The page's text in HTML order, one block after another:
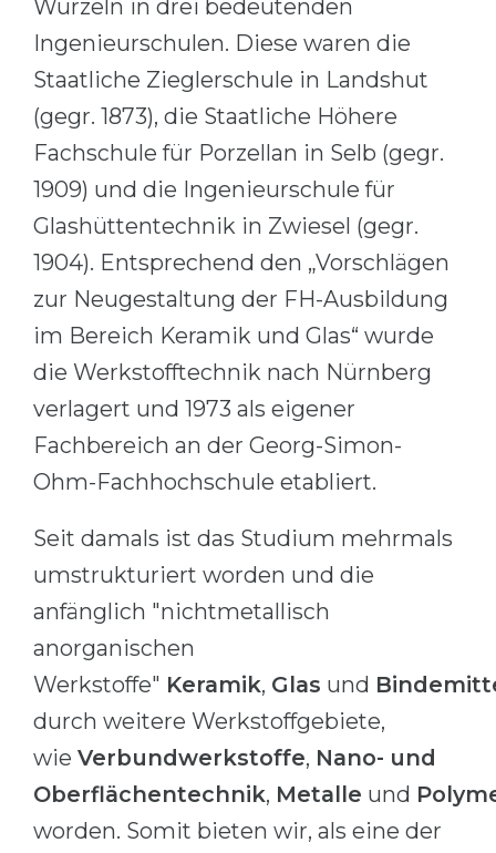
Cities
PROFESSIONS
Professions
Fields of Study
CAREER GUIDANCE
Holland Test
Interest Map Test
RIASEC Test
Successat
100%
Our students successfully enroll in
CONSULTATION!
WE APPLY FOR...
Medicine
Engineering
Physics
Management
Russia
Ukraine
Kazakhstan
Azerbaijan
Armenia
Belarus
Other Country
BOOK A CONSULTATION
Wurzeln in drei bedeutenden
Ingenieurschulen. Diese waren die
Staatliche Zieglerschule in Landshut
(gegr. 1873), die Staatliche Höhere
Fachschule für Porzellan in Selb (gegr.
1909) und die Ingenieurschule für
Glashüttentechnik in Zwiesel (gegr.
1904). Entsprechend den „Vorschlägen
zur Neugestaltung der FH-Ausbildung
im Bereich Keramik und Glas“ wurde
die Werkstofftechnik nach Nürnberg
verlagert und 1973 als eigener
Fachbereich an der Georg-Simon-
Ohm-Fachhochschule etabliert.
Seit damals ist das Studium mehrmals
umstrukturiert worden und die
anfänglich "nichtmetallisch
anorganischen
Werkstoffe" Keramik, Glas und
durch weitere Werkstoffgebiete,
wie Verbundwerkstoffe, Nano- und
Oberflächentechnik, Metalle und
worden. Somit bieten wir, als eine der